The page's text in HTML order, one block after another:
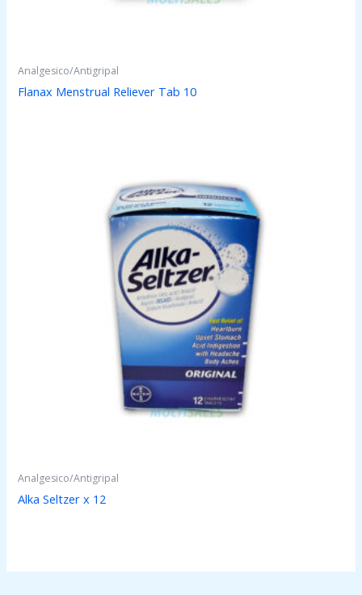
Analgesico/Antigripal
Flanax Menstrual Reliever Tab 10
Analgesico/Antigripal
Alka Seltzer x 12